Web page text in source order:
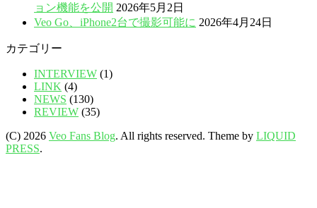
ョン機能を公開 2026年5月2日
Veo Go、iPhone2台で撮影可能に 2026年4月24日
カテゴリー
INTERVIEW (1)
LINK (4)
NEWS (130)
REVIEW (35)
(C) 2026 Veo Fans Blog. All rights reserved. Theme by LIQUID
PRESS.